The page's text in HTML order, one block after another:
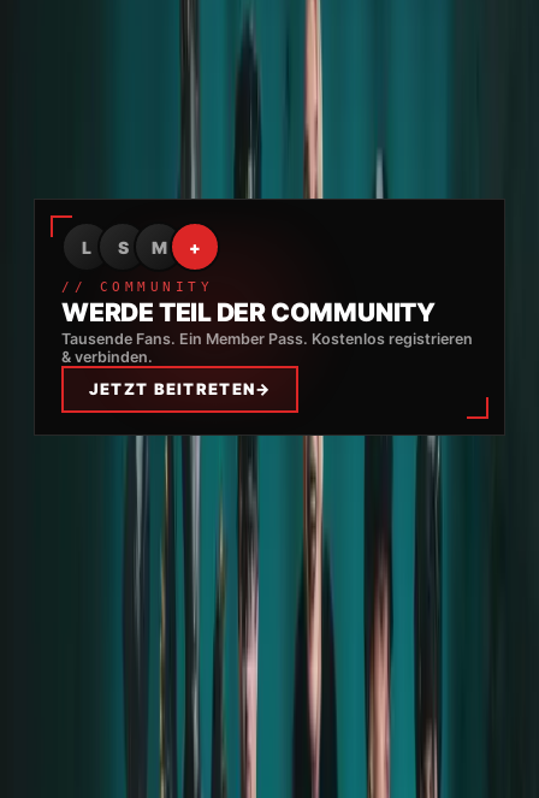
Im August 2022 reiste ich mit einer Freundin nach
Belgien zu den letzten beiden Konzerten. Wir standen
in der Row Zero und wurden anschließend von Alena
zur Aftershow-Party eingeladen.
L S M +
// COMMUNITY
WERDE TEIL DER COMMUNITY
Tausende Fans. Ein Member Pass. Kostenlos registrieren
& verbinden.
JETZT BEITRETEN→
Die Eindrücke vom Konzert und der Party waren
überwältigend – eine sehr freundliche Atmosphäre
voller Freude, Freiheit und Rock’n’Roll! Die Menschen,
die ich damals kennengelernt habe – wir sind bis
heute befreundet. Auf der Afterparty habe ich mit
vielen gesprochen, auch mit den Musikern der Band.
Einige waren sogar mit ihren Kindern dort. Alle waren
offen, herzlich, strahlend – es war schwer, sich eine
sicherere und angenehmere Umgebung